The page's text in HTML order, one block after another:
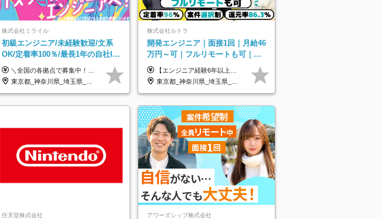
株式会社ミライル
初級エンジニア/未経験歓迎/文系
OK/定着率100％/最長1年の自社IT
スクール研修あり/年休130日
＼全国の各拠点で募集中！／ 給与は以下の通り、勤務地により異なります。 札幌：月給23万円～27万円 仙台：月給22万円～26万円 新潟：月給22万円～26万円 東京：月給26万円～30万円 大阪：月給24万円～29万円 福岡：月給23.5万円～27万円 沖縄：月給21万円～26万円 ◎給与は知識や経験を考慮して決定します。 ◎残業は別途全額支給します。 ◎試用期間12カ月あり（給与は以下の通りです。その他条件に変更はありません） （試用期間の給与） 札幌：月給18.6万円～ 仙台：月給19万円～ 新潟：月給18万円～ 東京：月給22万円～ 大阪：月給20.8万円～ 福岡：月給19万円～ 沖縄：月給18万円～
東京都_神奈川県_埼玉県_千葉県_大阪府_愛知県_北海道_青森県_岩手県_宮城県_秋田県_山形県_福島県_茨城県_栃木県_群馬県_新潟県_山梨県_長野県_富山県_石川県_福井県_静岡県_岐阜県_三重県_兵庫県_京都府_滋賀県_奈良県_和歌山県_広島県_岡山県_鳥取県_島根県_山口県_徳島県_香川県_愛媛県_高知県_福岡県_熊本県_佐賀県_長崎県_大分県_宮崎県_鹿児島県_沖縄県
株式会社ルトラ
開発エンジニア｜面接1回｜月給46
万円～可｜フルリモートも可｜案
件選択制｜定着率96％以上｜副業
OK｜住宅手当
【エンジニア経験6年以上の方】 月給46万円～100万円（固定残業代含む） ※上記月給には月30時間分の固定残業代（月8万7,400円～月19万円）を含む。超過分は全額支給。 【エンジニア経験4年以上の方】 月給42万円～100万円（固定残業代含む） ※上記月給には月30時間分の固定残業代（月7万9,800円～月19万円）を含む。超過分は全額支給。 【エンジニア経験4年未満の方】 月給38万円～100万円（固定残業代含む） ※上記月給には月30時間分の固定残業代（月7万2,200円～月19万円）を含む。超過分は全額支給。 ※経験、スキル、前職給与などを踏まえて決定。 ◆ルトラの給与制度のポイント！◆ ・社員の95%が入社時に年収UP！最高で300万円UPの実績も ・平均還元率86.3%（交通費・住宅手当・会社負担分の社保も含む） ・人柄やポテンシャルを評価し、スキル以上の希望年収を提示することも ・退職金制度やリファラル手当（平均50万円）あり
東京都_神奈川県_埼玉県_千葉県_大阪府_愛知県_北海道_青森県_岩手県_宮城県_秋田県_山形県_福島県_茨城県_栃木県_群馬県_新潟県_山梨県_長野県_富山県_石川県_福井県_静岡県_岐阜県_三重県_兵庫県_京都府_滋賀県_奈良県_和歌山県_広島県_岡山県_鳥取県_島根県_山口県_徳島県_香川県_愛媛県_高知県_福岡県_熊本県_佐賀県_長崎県_大分県_宮崎県_鹿児島県_沖縄県
任天堂株式会社 アワーズシップ株式会社